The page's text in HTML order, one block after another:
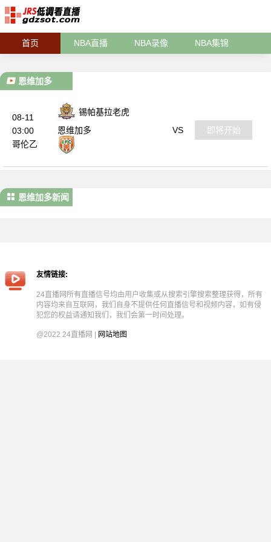
首页 NBA直播 NBA录像 NBA集锦
恩维加多
08-11
03:00
哥伦乙
锡帕基拉老虎
VS
恩维加多 即将开始
恩维加多新闻
友情链接:
24直播网所有直播信号均由用户收集或从搜索引擎搜索整理获得，所有
内容均来自互联网，我们自身不提供任何直播信号和视频内容，如有侵
犯您的权益请通知我们，我们会第一时间处理。
@2022 24直播网 | 网站地图